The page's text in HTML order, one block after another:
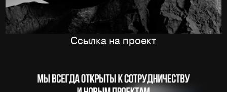
Ссылка на проект